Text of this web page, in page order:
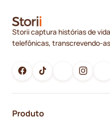
Storii captura histórias de
telefônicas, transcrevendo-
Produto